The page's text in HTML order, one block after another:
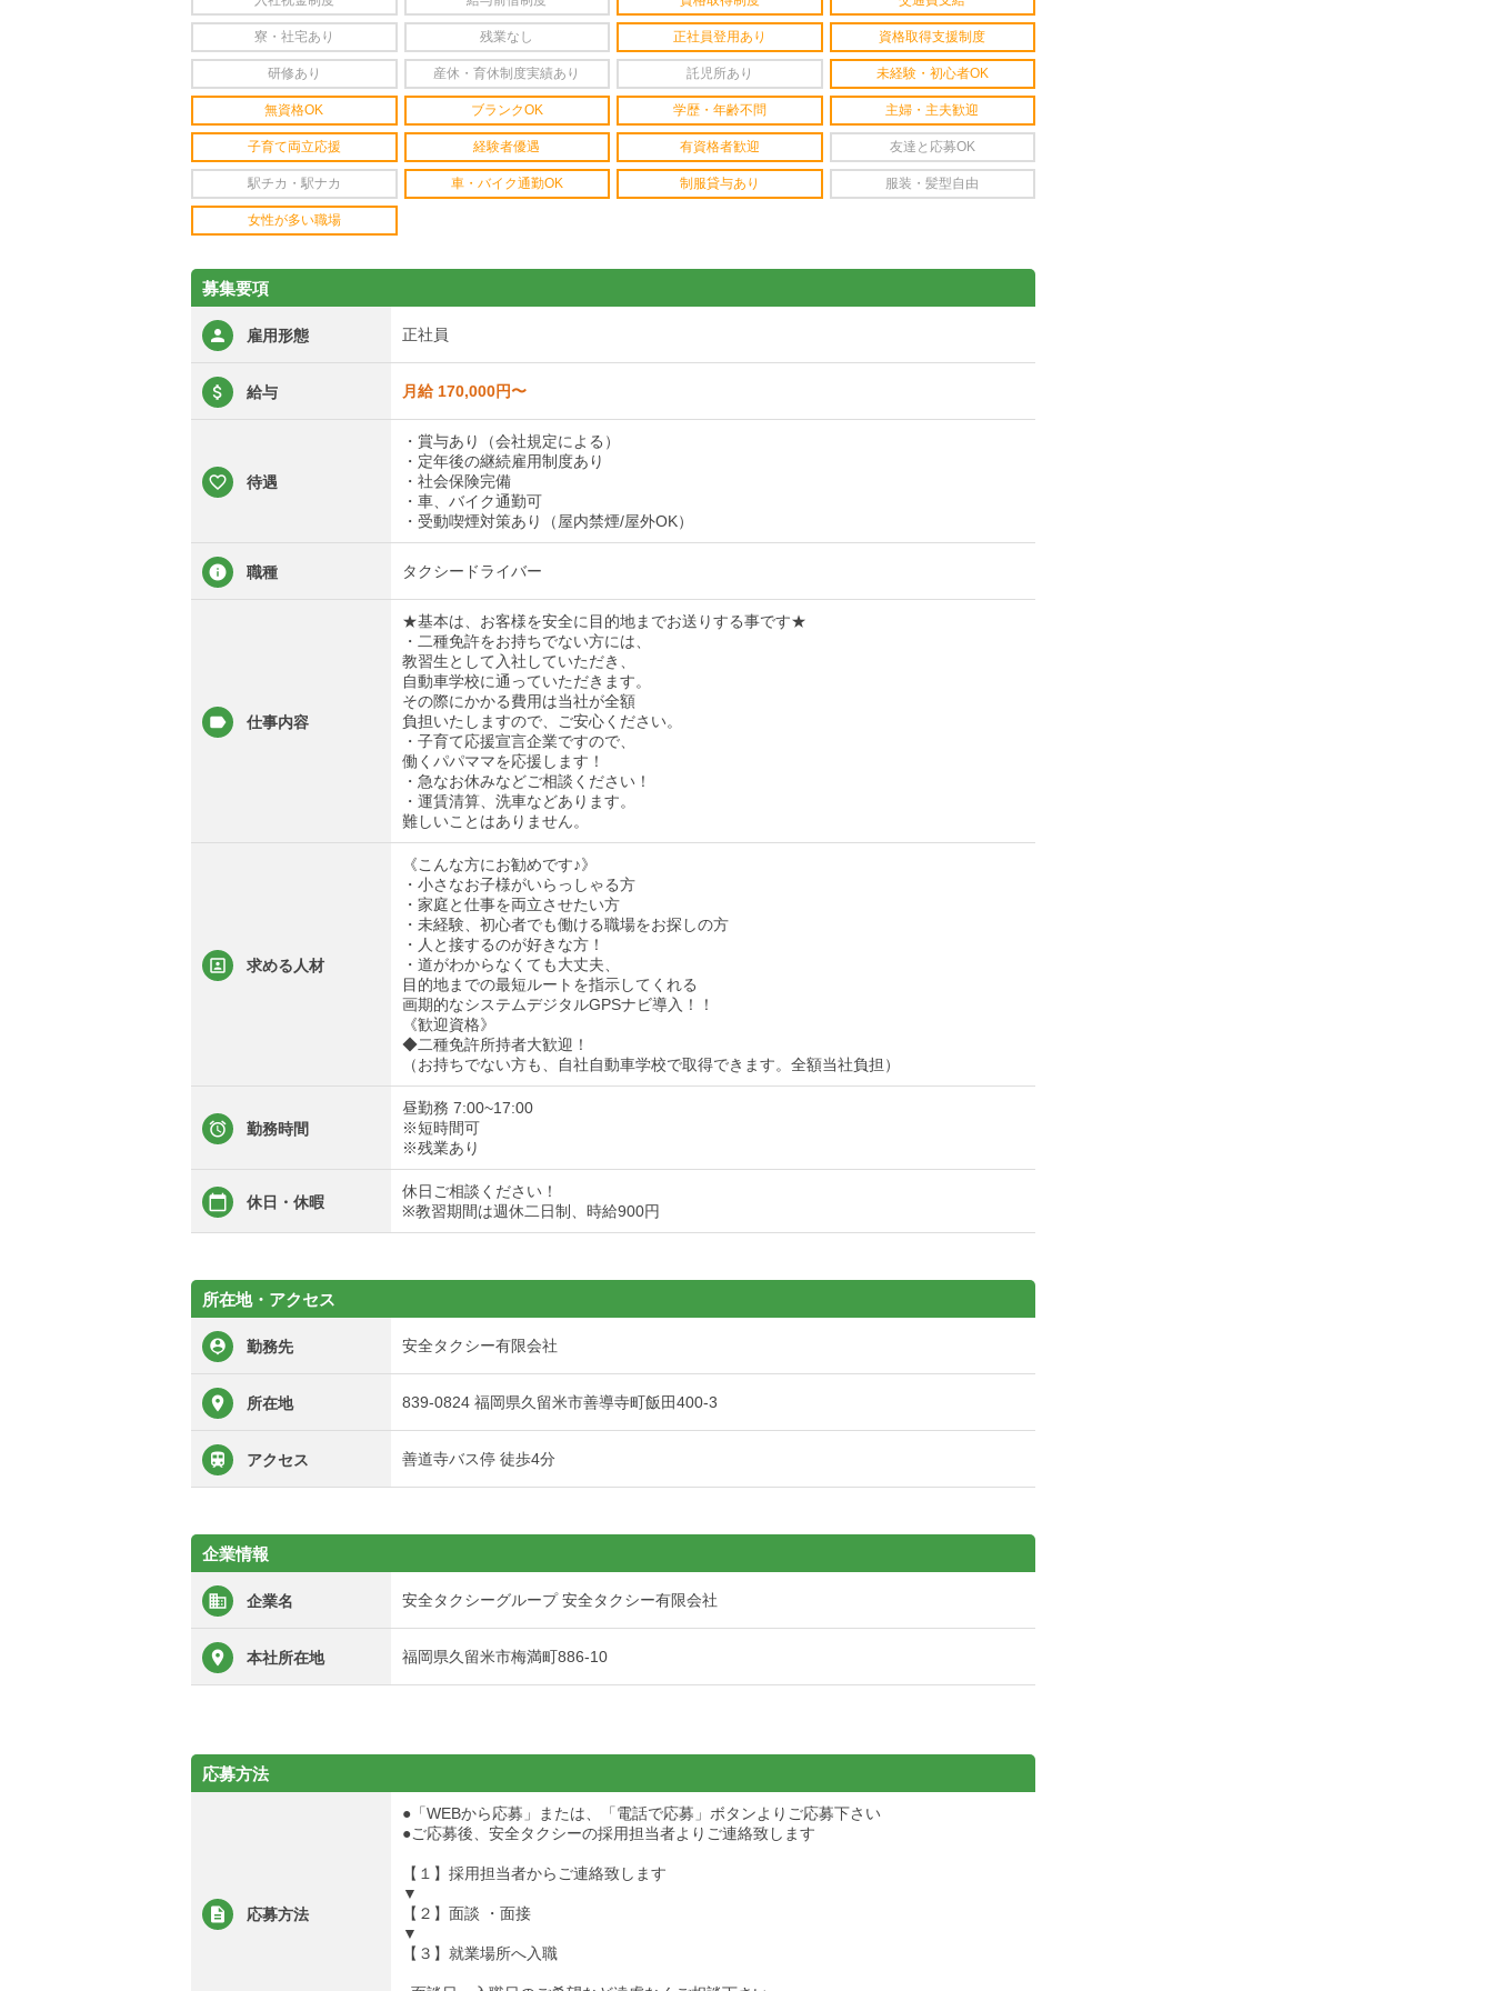
寮・社宅あり 残業なし 正社員登用あり 資格取得支援制度
研修あり 産休・育休制度実績あり 託児所あり 未経験・初心者OK
無資格OK ブランクOK 学歴・年齢不問 主婦・主夫歓迎
子育て両立応援 経験者優遇 有資格者歓迎 友達と応募OK
駅チカ・駅ナカ 車・バイク通勤OK 制服貸与あり 服装・髪型自由
女性が多い職場
募集要項
雇用形態 正社員
給与 月給 170,000円〜
待遇
・賞与あり（会社規定による）
・定年後の継続雇用制度あり
・社会保険完備
・車、バイク通勤可
・受動喫煙対策あり（屋内禁煙/屋外OK）
職種 タクシードライバー
仕事内容
★基本は、お客様を安全に目的地までお送りする事です★
・二種免許をお持ちでない方には、
教習生として入社していただき、
自動車学校に通っていただきます。
その際にかかる費用は当社が全額
負担いたしますので、ご安心ください。
・子育て応援宣言企業ですので、
働くパパママを応援します！
・急なお休みなどご相談ください！
・運賃清算、洗車などあります。
難しいことはありません。
求める人材
《こんな方にお勧めです♪》
・小さなお子様がいらっしゃる方
・家庭と仕事を両立させたい方
・未経験、初心者でも働ける職場をお探しの方
・人と接するのが好きな方！
・道がわからなくても大丈夫、
目的地までの最短ルートを指示してくれる
画期的なシステムデジタルGPSナビ導入！！
《歓迎資格》
◆二種免許所持者大歓迎！
（お持ちでない方も、自社自動車学校で取得できます。全額当社負担）
勤務時間
昼勤務 7:00~17:00
※短時間可
※残業あり
休日・休暇
休日ご相談ください！
※教習期間は週休二日制、時給900円
所在地・アクセス
勤務先 安全タクシー有限会社
所在地 839-0824 福岡県久留米市善導寺町飯田400-3
アクセス 善道寺バス停 徒歩4分
企業情報
企業名 安全タクシーグループ 安全タクシー有限会社
本社所在地 福岡県久留米市梅満町886-10
応募方法
応募方法
●「WEBから応募」または、「電話で応募」ボタンよりご応募下さい
●ご応募後、安全タクシーの採用担当者よりご連絡致します
【１】採用担当者からご連絡致します
▼
【２】面談 ・面接
▼
【３】就業場所へ入職